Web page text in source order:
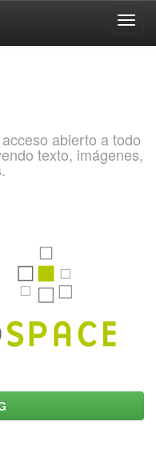
abierto a todo
texto, imágenes,